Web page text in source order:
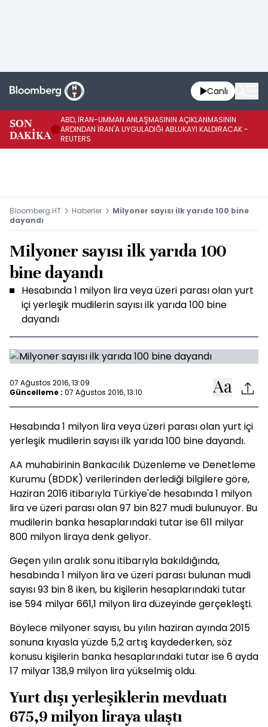
Canlı
SON
DAKİKA
ABD, İRAN-UMMAN ANLAŞMASININ AÇIKLANMASININ
ARDINDAN İRAN'A UYGULADIĞI ABLUKAYI KALDIRACAK -
REUTERS
Bloomberg HT Haberler
Milyoner sayısı ilk yarıda 100 bine
dayandı
Milyoner sayısı ilk yarıda 100
bine dayandı
Hesabında 1 milyon lira veya üzeri parası olan yurt
içi yerleşik mudilerin sayısı ilk yarıda 100 bine
dayandı
07 Ağustos 2016, 13:09
Güncelleme : 07 Ağustos 2016, 13:10
Hesabında 1 milyon lira veya üzeri parası olan yurt içi
yerleşik mudilerin sayısı ilk yarıda 100 bine dayandı.
AA muhabirinin Bankacılık Düzenleme ve Denetleme
Kurumu (BDDK) verilerinden derlediği bilgilere göre,
Haziran 2016 itibarıyla Türkiye'de hesabında 1 milyon
lira ve üzeri parası olan 97 bin 827 mudi bulunuyor. Bu
mudilerin banka hesaplarındaki tutar ise 611 milyar
800 milyon liraya denk geliyor.
Geçen yılın aralık sonu itibarıyla bakıldığında,
hesabında 1 milyon lira ve üzeri parası bulunan mudi
sayısı 93 bin 8 iken, bu kişilerin hesaplarındaki tutar
ise 594 milyar 661,1 milyon lira düzeyinde gerçekleşti.
Böylece milyoner sayısı, bu yılın haziran ayında 2015
sonuna kıyasla yüzde 5,2 artış kaydederken, söz
konusu kişilerin banka hesaplarındaki tutar ise 6 ayda
17 milyar 138,9 milyon lira yükselmiş oldu.
Yurt dışı yerleşiklerin mevduatı
675,9 milyon liraya ulaştı